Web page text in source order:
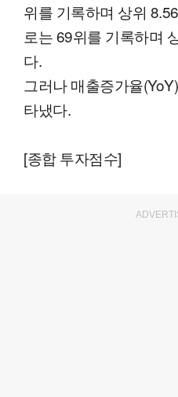
위를 기록하며 상위
로는 69위를 기록하며
다.
그러나 매출증가율
타냈다.
[종합 투자점수]